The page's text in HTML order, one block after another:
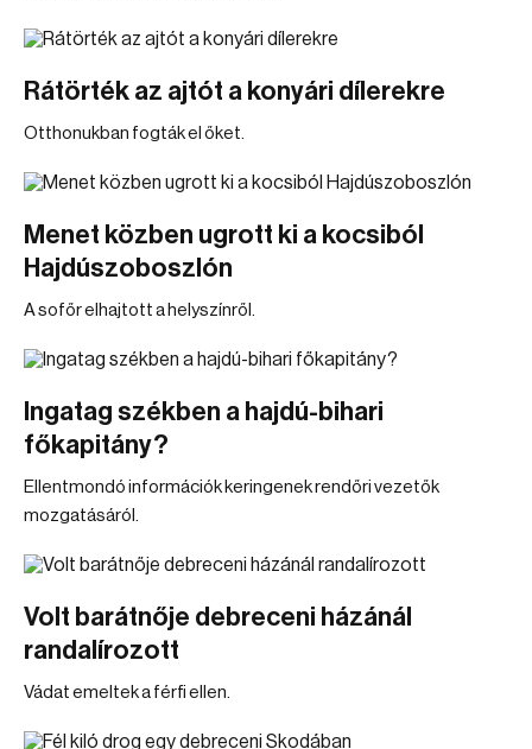
Rátörték az ajtót a konyári dílerekre
Otthonukban fogták el őket.
Menet közben ugrott ki a kocsiból
Hajdúszoboszlón
A sofőr elhajtott a helyszínről.
Ingatag székben a hajdú-bihari
főkapitány?
Ellentmondó információk keringenek rendőri vezetők
mozgatásáról.
Volt barátnője debreceni házánál
randalírozott
Vádat emeltek a férfi ellen.